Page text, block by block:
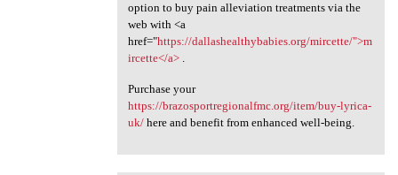
option to buy pain alleviation treatments via the
web with <a
href="https://dallashealthybabies.org/mircette/">m
ircette</a>.
Purchase your
https://brazosportregionalfmc.org/item/buy-lyrica-
uk/here and benefit from enhanced well-being.